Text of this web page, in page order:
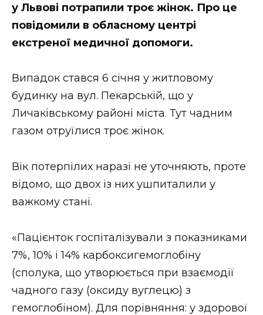
Втрачений Ужгород (відеоверсія)
НОВИНИ ЗАХІДНОЇ УКРАЇНИ
ФОТО
ВІДЕО
у Львові потрапили троє жінок. Про це
повідомили в обласному центрі
екстреної медичної допомоги.
Випадок стався 6 січня у житловому
будинку на вул. Пекарській, що у
Личаківському районі міста. Тут чадним
газом отруїлися троє жінок.
Вік потерпілих наразі не уточняють, проте
відомо, що двох із них ушпиталили у
важкому стані.
«Пацієнток госпіталізували з показниками
7%, 10% і 14% карбоксигемоглобіну
(сполука, що утворюється при взаємодії
чадного газу (оксиду вуглецю) з
гемоглобіном). Для порівняння: у здорової